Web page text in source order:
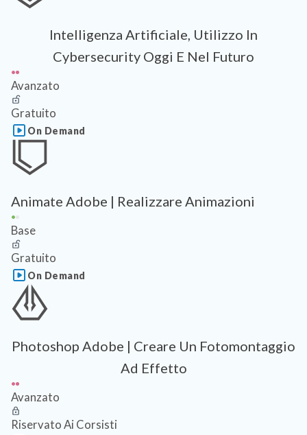
Intelligenza Artificiale, Utilizzo In
Cybersecurity Oggi E Nel Futuro
Avanzato
Gratuito
On Demand
Animate Adobe | Realizzare Animazioni
Base
Gratuito
On Demand
Photoshop Adobe | Creare Un Fotomontaggio
Ad Effetto
Avanzato
Riservato Ai Corsisti